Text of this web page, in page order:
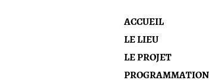
ACCUEIL
LE LIEU
LE PROJET
PROGRAMMATION